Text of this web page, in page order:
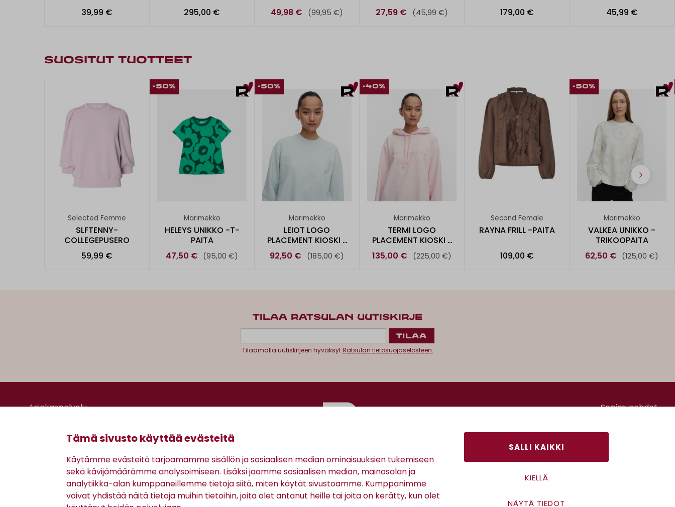
Tämä sivusto käyttää evästeitä
Käytämme evästeitä tarjoamamme sisällön ja sosiaalisen median ominaisuuksien tukemiseen
sekä kävijämäärämme analysoimiseen. Lisäksi jaamme sosiaalisen median, mainosalan ja
analytiikka-alan kumppaneillemme tietoja siitä, miten käytät sivustoamme. Kumppanimme
voivat yhdistää näitä tietoja muihin tietoihin, joita olet antanut heille tai joita on kerätty, kun olet
SALLI KAIKKI
KIELLÄ
NÄYTÄ TIEDOT
39,99 €
295,00 €
49,98 €
(99,95 €) 27,59 € (45,99 €) 179,00 €
45,99 €
SUOSITUT TUOTTEET
Selected Femme
SLFTENNY-
COLLEGEPUSERO
59,99 €
-50%
Marimekko
HELEYS UNIKKO -T-
PAITA
47,50 € (95,00 €)
-50%
Marimekko
LEIOT LOGO
PLACEMENT KIOSKI -
COLLEGEPUSE
92,50 € (185,00 €)
-40%
Marimekko
TERMI LOGO
PLACEMENT KIOSKI -
HUPPARI
135,00 € (225,00 €)
Second Female
RAYNA FRILL -PAITA
109,00 €
-50%
Marimekko
VALKEA UNIKKO -
TRIKOOPAITA
62,50 € (125,00 €)
TILAA RATSULAN UUTISKIRJE
Tilaamalla uutiskirjeen hyväksytRatsulan tietosuojaselosteen.
Asiakaspalvelu
Gomee Ratsula Café
Antinkatu 17, 28100 Pori
Sopimusehdot